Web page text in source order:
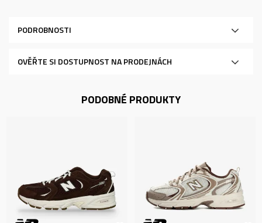
PODROBNOSTI
OVĚŘTE SI DOSTUPNOST NA PRODEJNÁCH
PODOBNÉ PRODUKTY